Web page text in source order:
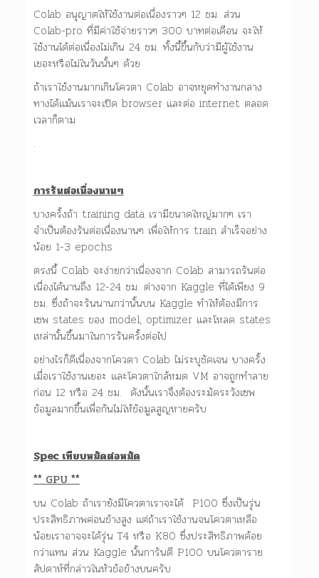
Colab อนุญาตให้ใช้งานต่อเนื่องราวๆ 12 ชม. ส่วน
Colab-pro ที่มีค่าใช้จ่ายราวๆ 300 บาทต่อเดือน จะให้
ใช้งานได้ต่อเนื่องไม่เกิน 24 ชม. ทั้งนี้ขึ้นกับว่ามีผู้ใช้งาน
เยอะหรือไม่ในวันนั้นๆ ด้วย
ถ้าเราใช้งานมากเกินโควตา Colab อาจหยุดทำงานกลาง
ทางได้แม้นเราจะเปิด browser และต่อ internet ตลอด
เวลาก็ตาม
.
การรันต่อเนื่องนานๆ
บางครั้งถ้า training data เรามีขนาดใหญ่มากๆ เรา
จำเป็นต้องรันต่อเนื่องนานๆ เพื่อให้การ train สำเร็จอย่าง
น้อย 1-3 epochs
ตรงนี้ Colab จะง่ายกว่าเนื่องจาก Colab สามารถรันต่อ
เนื่องได้นานถึง 12-24 ชม. ต่างจาก Kaggle ที่ได้เพียง 9
ชม. ซึ่งถ้าจะรันนานกว่านั้นบน Kaggle ทำให้ต้องมีการ
เซพ states ของ model, optimizer และโหลด states
เหล่านั้นขึ้นมาในการรันครั้งต่อไป
อย่างไรก็ดีเนื่องจากโควตา Colab ไม่ระบุชัดเจน บางครั้ง
เมื่อเราใช้งานเยอะ และโควตาใกล้หมด VM อาจถูกทำลาย
ก่อน 12 หรือ 24 ชม. ดังนั้นเราจึงต้องระมัดระวังเซพ
ข้อมูลมากขึ้นเพื่อกันไม่ให้ข้อมูลสูญหายครับ
Spec เทียบหมัดต่อหมัด
** GPU **
บน Colab ถ้าเรายังมีโควตาเราจะได้ P100 ซึ่งเป็นรุ่น
ประสิทธิภาพค่อนข้างสูง แต่ถ้าเราใช้งานจนโควตาเหลือ
น้อยเราอาจจะได้รุ่น T4 หรือ K80 ซึ่งประสิทธิภาพด้อย
กว่าแทน ส่วน Kaggle นั้นการันตี P100 บนโควตาราย
สัปดาห์ที่กล่าวในหัวข้อข้างบนครับ